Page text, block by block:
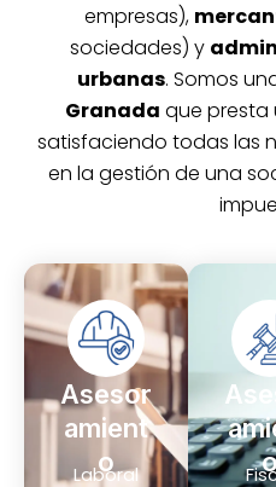
empresas),
sociedades) y
urbanas. Somos
Granada que presta
satisfaciendo todas las
en la gestión de una
Asesor
amient
o
Laboral